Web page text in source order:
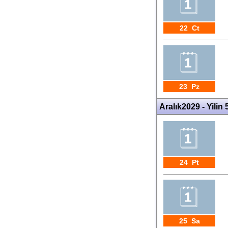
22 Ct
23 Pz
Aralık2029 - Yilin
24 Pt
25 Sa